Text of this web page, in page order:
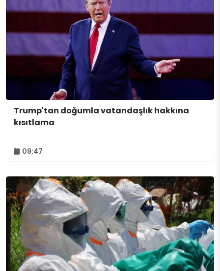
Trump'tan doğumla vatandaşlık hakkına
kısıtlama
09:47